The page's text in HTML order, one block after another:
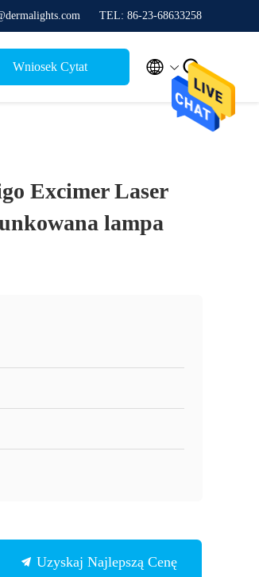
TEL: 86-23-68633258
Wniosek Cytat  
Excimer Laser
lampa
Uzyskaj Najlepszą Cenę